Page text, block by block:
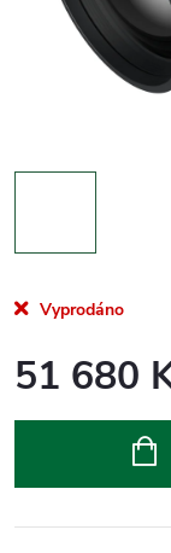
Vyprodáno
51 680